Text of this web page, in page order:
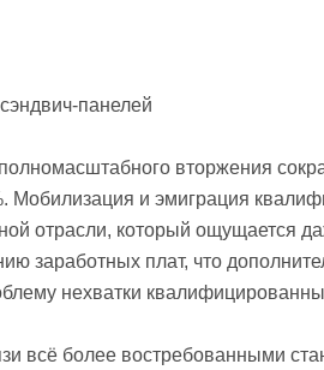
вторжения
Мобилизация и эмиграция
отрасли, который ощущается
заработных плат, что
нехватки
всё более востребованными